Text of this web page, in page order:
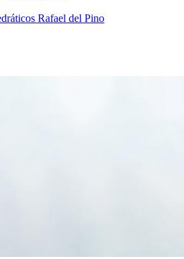
Rafael del Pino